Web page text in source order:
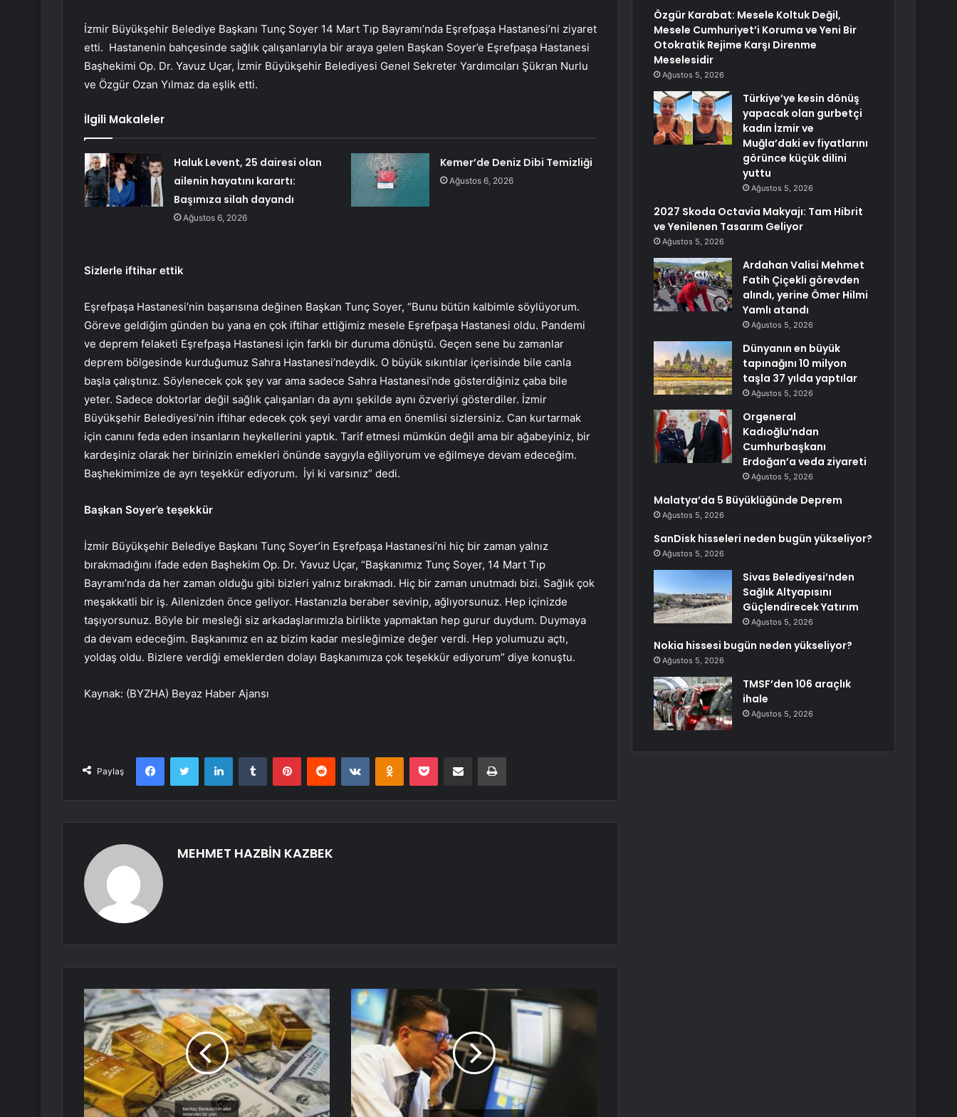
İzmir Büyükşehir Belediye Başkanı Tunç Soyer 14 Mart Tıp Bayramı’nda Eşrefpaşa Hastanesi’ni ziyaret
etti. Hastanenin bahçesinde sağlık çalışanlarıyla bir araya gelen Başkan Soyer’e Eşrefpaşa Hastanesi
Başhekimi Op. Dr. Yavuz Uçar, İzmir Büyükşehir Belediyesi Genel Sekreter Yardımcıları Şükran Nurlu
ve Özgür Ozan Yılmaz da eşlik etti.
İlgili Makaleler
Haluk Levent, 25 dairesi olan
ailenin hayatını karartı:
Başımıza silah dayandı
Ağustos 6, 2026
Kemer’de Deniz Dibi Temizliği
Ağustos 6, 2026
Sizlerle iftihar ettik
Eşrefpaşa Hastanesi’nin başarısına değinen Başkan Tunç Soyer, “Bunu bütün kalbimle söylüyorum.
Göreve geldiğim günden bu yana en çok iftihar ettiğimiz mesele Eşrefpaşa Hastanesi oldu. Pandemi
ve deprem felaketi Eşrefpaşa Hastanesi için farklı bir duruma dönüştü. Geçen sene bu zamanlar
deprem bölgesinde kurduğumuz Sahra Hastanesi’ndeydik. O büyük sıkıntılar içerisinde bile canla
başla çalıştınız. Söylenecek çok şey var ama sadece Sahra Hastanesi’nde gösterdiğiniz çaba bile
yeter. Sadece doktorlar değil sağlık çalışanları da aynı şekilde aynı özveriyi gösterdiler. İzmir
Büyükşehir Belediyesi’nin iftihar edecek çok şeyi vardır ama en önemlisi sizlersiniz. Can kurtarmak
için canını feda eden insanların heykellerini yaptık. Tarif etmesi mümkün değil ama bir ağabeyiniz, bir
kardeşiniz olarak her birinizin emekleri önünde saygıyla eğiliyorum ve eğilmeye devam edeceğim.
Başhekimimize de ayrı teşekkür ediyorum. İyi ki varsınız” dedi.
Başkan Soyer’e teşekkür
İzmir Büyükşehir Belediye Başkanı Tunç Soyer’in Eşrefpaşa Hastanesi’ni hiç bir zaman yalnız
bırakmadığını ifade eden Başhekim Op. Dr. Yavuz Uçar, “Başkanımız Tunç Soyer, 14 Mart Tıp
Bayramı’nda da her zaman olduğu gibi bizleri yalnız bırakmadı. Hiç bir zaman unutmadı bizi. Sağlık çok
meşakkatli bir iş. Ailenizden önce geliyor. Hastanızla beraber sevinip, ağlıyorsunuz. Hep içinizde
taşıyorsunuz. Böyle bir mesleği siz arkadaşlarımızla birlikte yapmaktan hep gurur duydum. Duymaya
da devam edeceğim. Başkanımız en az bizim kadar mesleğimize değer verdi. Hep yolumuzu açtı,
yoldaş oldu. Bizlere verdiği emeklerden dolayı Başkanımıza çok teşekkür ediyorum” diye konuştu.
Kaynak: (BYZHA) Beyaz Haber Ajansı
Paylaş
FacebookTwitter LinkedInTumblr PinterestReddit VKontakteOdnoklassniki
Pocket E-Posta ile paylaş Yazdır
MEHMET HAZBİN KAZBEK
Özgür Karabat: Mesele Koltuk Değil,
Mesele Cumhuriyet’i Koruma ve Yeni Bir
Otokratik Rejime Karşı Direnme
Meselesidir
Ağustos 5, 2026
Türkiye’ye kesin dönüş
yapacak olan gurbetçi
kadın İzmir ve
Muğla’daki ev fiyatlarını
görünce küçük dilini
yuttu
Ağustos 5, 2026
2027 Skoda Octavia Makyajı: Tam Hibrit
ve Yenilenen Tasarım Geliyor
Ağustos 5, 2026
Ardahan Valisi Mehmet
Fatih Çiçekli görevden
alındı, yerine Ömer Hilmi
Yamlı atandı
Ağustos 5, 2026
Dünyanın en büyük
tapınağını 10 milyon
taşla 37 yılda yaptılar
Ağustos 5, 2026
Orgeneral
Kadıoğlu’ndan
Cumhurbaşkanı
Erdoğan’a veda ziyareti
Ağustos 5, 2026
Malatya’da 5 Büyüklüğünde Deprem
Ağustos 5, 2026
SanDisk hisseleri neden bugün yükseliyor?
Ağustos 5, 2026
Sivas Belediyesi’nden
Sağlık Altyapısını
Güçlendirecek Yatırım
Ağustos 5, 2026
Nokia hissesi bugün neden yükseliyor?
Ağustos 5, 2026
TMSF’den 106 araçlık
ihale
Ağustos 5, 2026